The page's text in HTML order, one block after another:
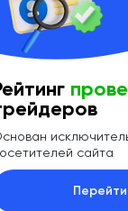
16+
74908 от «25»
службой по
и
сайта